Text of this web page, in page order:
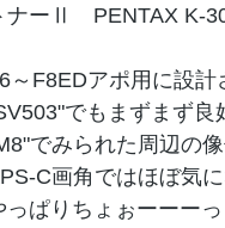
ナーⅡ　PENTAX K-
～F8EDアポ用に設計
でもまずまず良
でみられた周辺の
C画角ではほぼ気
っぱりちょぉーーー